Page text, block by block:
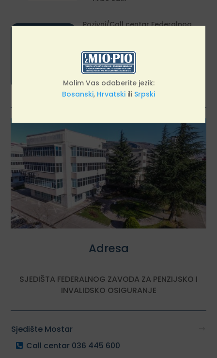
Pozivni/Call centar Federalnog
od 09:00 do 13:30 sati.
Adresa
SJEDIŠTA FEDERALNOG ZAVODA ZA PENZIJSKO I
INVALIDSKO OSIGURANJE
Sjedište Mostar
Call centar 036 445 600
Molim Vas odaberite jezik:
Bosanski, Hrvatski ili Srpski